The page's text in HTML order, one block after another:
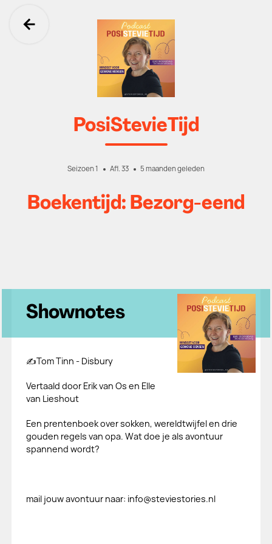
Ga terug
PosiStevieTijd
Seizoen 1 Afl. 33 5 maanden geleden
Boekentijd: Bezorg-eend
Shownotes
✍️Tom Tinn - Disbury
Vertaald door Erik van Os en Elle
van Lieshout
Een prentenboek over sokken, wereldtwijfel en drie
gouden regels van opa. Wat doe je als avontuur
spannend wordt?
mail jouw avontuur naar: info@steviestories.nl